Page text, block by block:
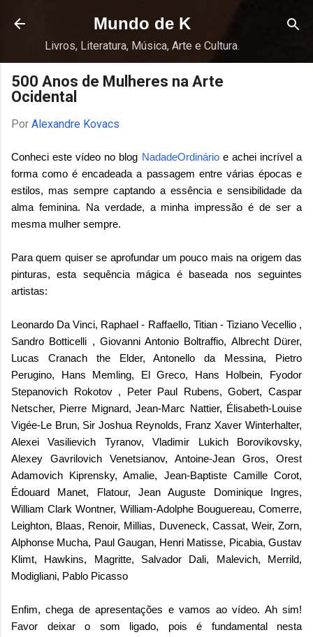
Pular para o conteúdo principal
Mundo de K
Livros, Literatura, Música, Arte e Cultura.
500 Anos de Mulheres na Arte
Ocidental
Por Alexandre Kovacs
Conheci este vídeo no blog NadadeOrdinárioe achei incrível a
forma como é encadeada a passagem entre várias épocas e
estilos, mas sempre captando a essência e sensibilidade da
alma feminina. Na verdade, a minha impressão é de ser a
mesma mulher sempre.
Para quem quiser se aprofundar um pouco mais na origem das
pinturas, esta sequência mágica é baseada nos seguintes
artistas:
Leonardo Da Vinci, Raphael - Raffaello, Titian - Tiziano Vecellio ,
Sandro Botticelli , Giovanni Antonio Boltraffio, Albrecht Dürer,
Lucas Cranach the Elder, Antonello da Messina, Pietro
Perugino, Hans Memling, El Greco, Hans Holbein, Fyodor
Stepanovich Rokotov , Peter Paul Rubens, Gobert, Caspar
Netscher, Pierre Mignard, Jean-Marc Nattier, Élisabeth-Louise
Vigée-Le Brun, Sir Joshua Reynolds, Franz Xaver Winterhalter,
Alexei Vasilievich Tyranov, Vladimir Lukich Borovikovsky,
Alexey Gavrilovich Venetsianov, Antoine-Jean Gros, Orest
Adamovich Kiprensky, Amalie, Jean-Baptiste Camille Corot,
Édouard Manet, Flatour, Jean Auguste Dominique Ingres,
William Clark Wontner, William-Adolphe Bouguereau, Comerre,
Leighton, Blaas, Renoir, Millias, Duveneck, Cassat, Weir, Zorn,
Alphonse Mucha, Paul Gaugan, Henri Matisse, Picabia, Gustav
Klimt, Hawkins, Magritte, Salvador Dali, Malevich, Merrild,
Modigliani, Pablo Picasso
Enfim, chega de apresentações e vamos ao vídeo. Ah sim!
Favor deixar o som ligado, pois é fundamental nesta